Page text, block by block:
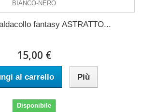
fantasy ASTRATTO...
15,00 €
al carrello Più
Disponibile